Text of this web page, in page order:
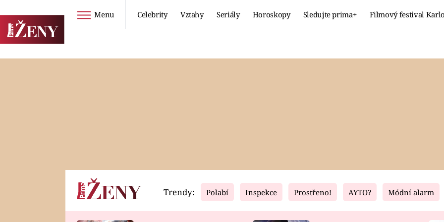
Menu Celebrity Vztahy Seriály Horoskopy Sledujte prima+ Filmový festival
Horoskopy Video Fresh Living
Trendy: Polabí Inspekce Prostřeno! AYTO? Módní alarm